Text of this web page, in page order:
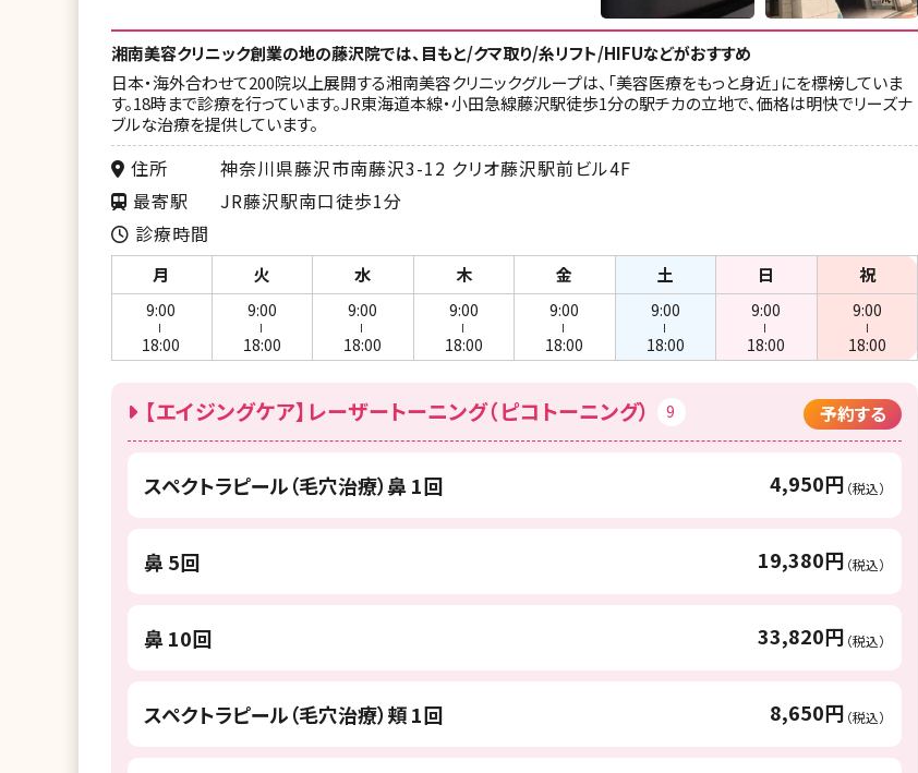
湘南美容クリニック創業の地の藤沢院では、目もと/クマ取り/糸リフト/HIFUなどがおすすめ
日本・海外合わせて200院以上展開する湘南美容クリニックグループは、「美容医療をもっと身近」にを標榜していま
す。18時まで診療を行っています。JR東海道本線・小田急線藤沢駅徒歩1分の駅チカの立地で、価格は明快でリーズナ
ブルな治療を提供しています。
住所
神奈川県藤沢市南藤沢3-12 クリオ藤沢駅前ビル4F
最寄駅
JR藤沢駅南口徒歩1分
診療時間
月 火 水 木 金 土 日 祝
9:00
18:00
9:00
18:00
9:00
18:00
9:00
18:00
9:00
18:00
9:00
18:00
9:00
18:00
9:00
18:00
【エイジングケア】レーザートーニング（ピコトーニング） 9 予約する
スペクトラピール（毛穴治療）鼻 1回 4,950円 （税込）
鼻 5回 19,380円 （税込）
鼻 10回 33,820円 （税込）
スペクトラピール（毛穴治療）頬 1回 8,650円 （税込）